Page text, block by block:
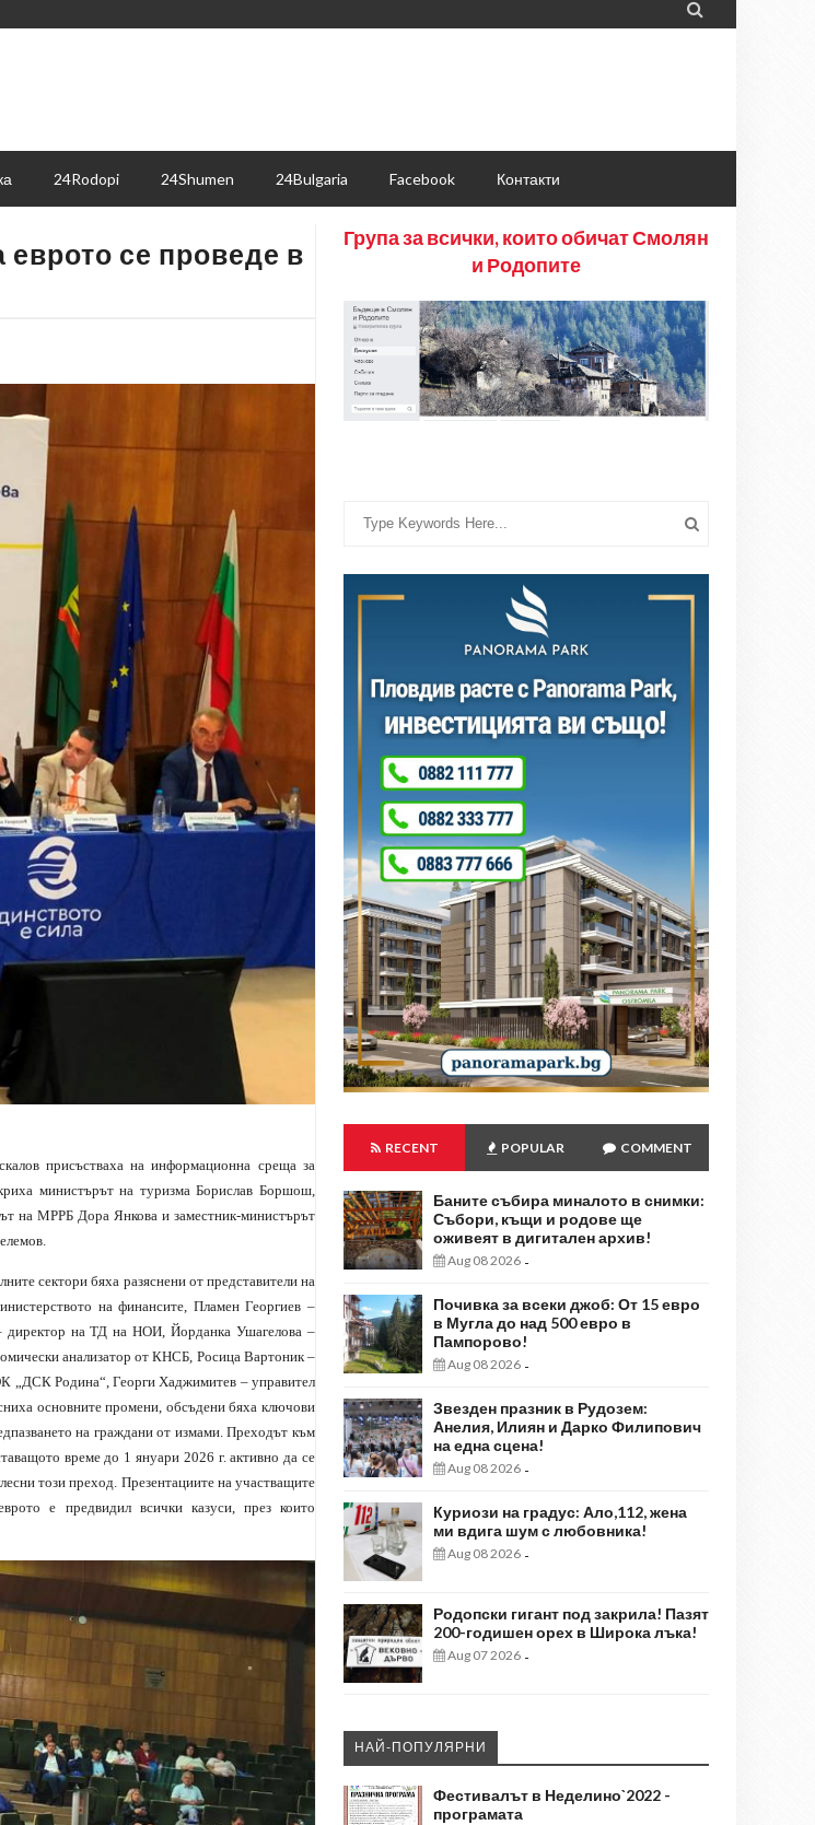

24Rodopi 24Shumen 24Bulgaria Facebook Контакти
се проведе в
присъстваха на информационна среща за
министърът на туризма Борислав Боршош,
на МРРБ Дора Янкова и заместник-министърът
сектори бяха разяснени от представители на
на финансите, Пламен Георгиев –
на ТД на НОИ, Йорданка Ушагелова –
анализатор от КНСБ, Росица Вартоник –
„ДСК Родина“, Георги Хаджимитев – управител
основните промени, обсъдени бяха ключови
на граждани от измами. Преходът към
време до 1 януари 2026 г. активно да се
този преход. Презентациите на участващите
е предвидил всички казуси, през които
Група за всички, които обичат Смолян
и Родопите
RECENT POPULAR COMMENT
Баните събира миналото в снимки:
Събори, къщи и родове ще
оживеят в дигитален архив!
Aug 08 2026 -
Почивка за всеки джоб: От 15 евро
в Мугла до над 500 евро в
Пампорово!
Aug 08 2026 -
Звезден празник в Рудозем:
Анелия, Илиян и Дарко Филипович
на една сцена!
Aug 08 2026 -
Куриози на градус: Ало,112, жена
ми вдига шум с любовника!
Aug 08 2026 -
Родопски гигант под закрила! Пазят
200-годишен орех в Широка лъка!
Aug 07 2026 -
НАЙ-ПОПУЛЯРНИ
Фестивалът в Неделино`2022 -
програмата